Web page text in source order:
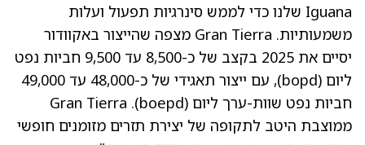
Iguana שלנו כדי לממש סינרגיות תפעול ועלות
משמעותיות. Gran Tierra מצפה שהייצור באקוודור
יסיים את 2025 בקצב של כ-8,500 עד 9,500 חביות נפט
ליום (bopd), עם ייצור תאגידי של כ-48,000 עד 49,000
חביות נפט שוות-ערך ליום (boepd). Gran Tierra
ממוצבת היטב לתקופה של יצירת תזרים מזומנים חופשי